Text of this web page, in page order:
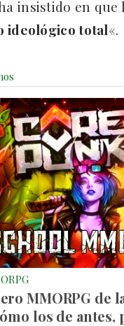
insistido en
ideológico total«.
MMORPG de
los de